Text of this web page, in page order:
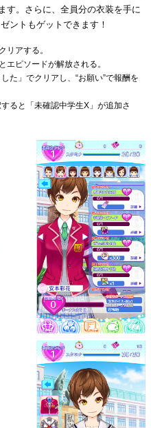
す。さらに、全員分の衣装を手に
ントもゲットできます！
リアする。
エピソードが解放される。
た」でクリアし、“お願い”で報酬を
ると「未確認中学生X」が追加さ